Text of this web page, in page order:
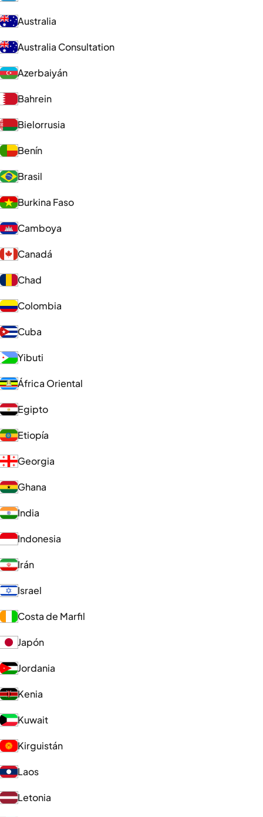
Australia
Australia Consultation
Azerbaiyán
Bahrein
Bielorrusia
Benín
Brasil
Burkina Faso
Camboya
Canadá
Chad
Colombia
Cuba
Yibuti
África Oriental
Egipto
Etiopía
Georgia
Ghana
India
Indonesia
Irán
Israel
Costa de Marfil
Japón
Jordania
Kenia
Kuwait
Kirguistán
Laos
Letonia